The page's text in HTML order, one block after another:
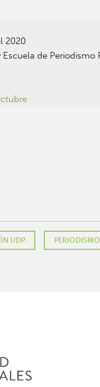
2020
de Periodismo
UDP